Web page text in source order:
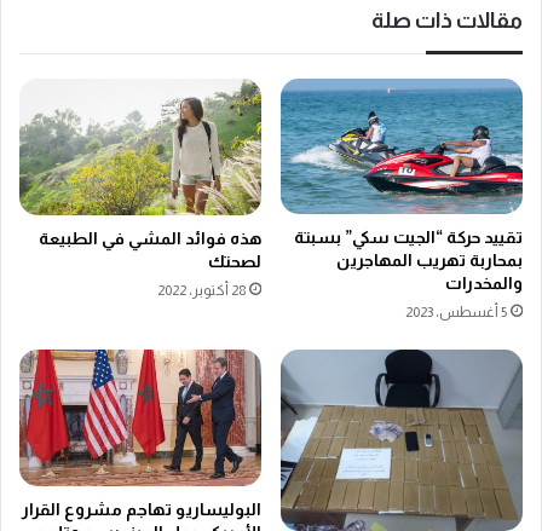
مقالات ذات صلة
تقييد حركة “الجيت سكي” بسبتة
بمحاربة تهريب المهاجرين
والمخدرات
5 أغسطس، 2023
هذه فوائد المشي في الطبيعة
لصحتك
28 أكتوبر، 2022
البوليساريو تهاجم مشروع القرار